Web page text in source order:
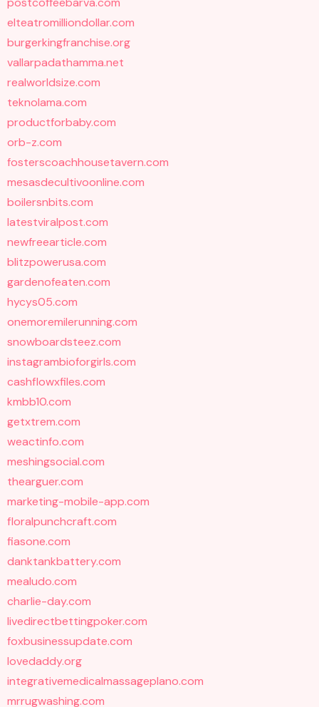
elteatromilliondollar.com
burgerkingfranchise.org
vallarpadathamma.net
realworldsize.com
teknolama.com
productforbaby.com
orb-z.com
fosterscoachhousetavern.com
mesasdecultivoonline.com
boilersnbits.com
latestviralpost.com
newfreearticle.com
blitzpowerusa.com
gardenofeaten.com
hycys05.com
onemoremilerunning.com
snowboardsteez.com
instagrambioforgirls.com
cashflowxfiles.com
kmbb10.com
getxtrem.com
weactinfo.com
meshingsocial.com
thearguer.com
marketing-mobile-app.com
floralpunchcraft.com
fiasone.com
danktankbattery.com
mealudo.com
charlie-day.com
livedirectbettingpoker.com
foxbusinessupdate.com
lovedaddy.org
integrativemedicalmassageplano.com
mrrugwashing.com